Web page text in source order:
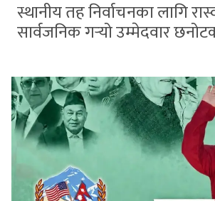
स्थानीय तह निर्वाचनका लागि
सार्वजनिक गर्‍यो उम्मेदवार